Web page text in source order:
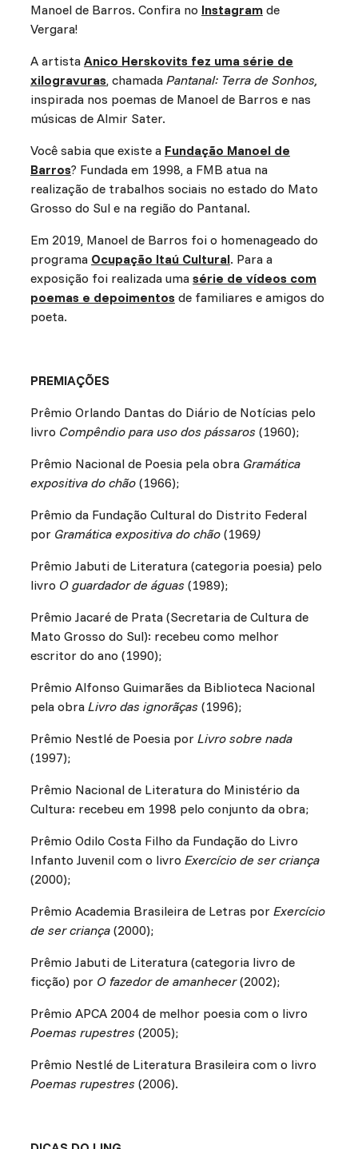
Manoel de Barros. Confira no Instagramde
Vergara!
A artista Anico Herskovits fez uma série de
xilogravuras, chamada Pantanal: Terra de Sonhos,
inspirada nos poemas de Manoel de Barros e nas
músicas de Almir Sater.
Você sabia que existe a Fundação Manoel de
Barros? Fundada em 1998, a FMB atua na
realização de trabalhos sociais no estado do Mato
Grosso do Sul e na região do Pantanal.
Em 2019, Manoel de Barros foi o homenageado do
programa Ocupação Itaú Cultural. Para a
exposição foi realizada uma série de vídeos com
poemas e depoimentos de familiares e amigos do
poeta.
PREMIAÇÕES
Prêmio Orlando Dantas do Diário de Notícias pelo
livro Compêndio para uso dos pássaros (1960);
Prêmio Nacional de Poesia pela obra Gramática
expositiva do chão(1966);
Prêmio da Fundação Cultural do Distrito Federal
por Gramática expositiva do chão (1969)
Prêmio Jabuti de Literatura (categoria poesia) pelo
livro O guardador de águas (1989);
Prêmio Jacaré de Prata (Secretaria de Cultura de
Mato Grosso do Sul): recebeu como melhor
escritor do ano (1990);
Prêmio Alfonso Guimarães da Biblioteca Nacional
pela obra Livro das ignorãças (1996);
Prêmio Nestlé de Poesia por Livro sobre nada
(1997);
Prêmio Nacional de Literatura do Ministério da
Cultura: recebeu em 1998 pelo conjunto da obra;
Prêmio Odilo Costa Filho da Fundação do Livro
Infanto Juvenil com o livro Exercício de ser criança
(2000);
Prêmio Academia Brasileira de Letras por Exercício
de ser criança (2000);
Prêmio Jabuti de Literatura (categoria livro de
ficção) por O fazedor de amanhecer(2002);
Prêmio APCA 2004 de melhor poesia com o livro
Poemas rupestres (2005);
Prêmio Nestlé de Literatura Brasileira com o livro
Poemas rupestres (2006).